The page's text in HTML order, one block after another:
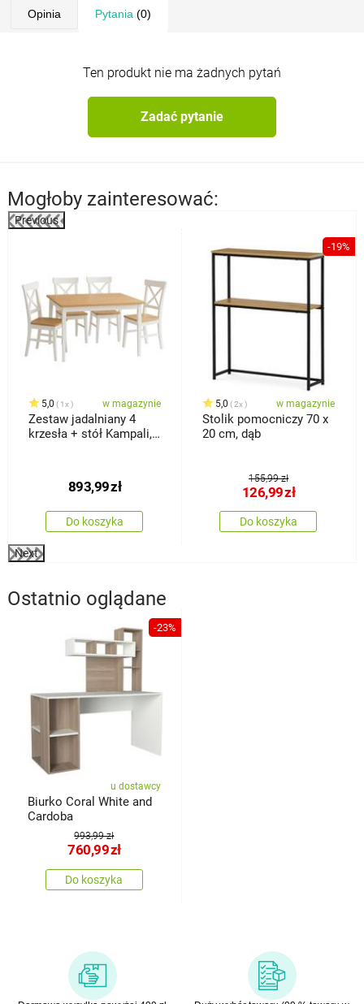
Opinia Pytania (0)
Ten produkt nie ma żadnych pytań
Zadać pytanie
Mogłoby zainteresować:
Previous
5,0 1x w magazynie
Zestaw jadalniany 4
krzesła + stół Kampali,
893,99zł
Do koszyka
-19%
5,0 2x w magazynie
Stolik pomocniczy 70 x
20 cm, dąb
155,99 zł
126,99zł
Do koszyka
Next
Ostatnio oglądane
-23%
u dostawcy
Biurko Coral White and
Cardoba
993,99 zł
760,99zł
Do koszyka